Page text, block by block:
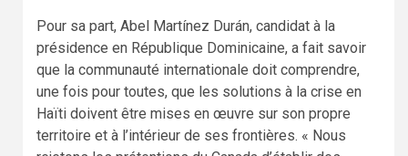
Pour sa part, Abel Martínez Durán, candidat à la
présidence en République Dominicaine, a fait savoir
que la communauté internationale doit comprendre,
une fois pour toutes, que les solutions à la crise en
Haïti doivent être mises en œuvre sur son propre
territoire et à l’intérieur de ses frontières. « Nous